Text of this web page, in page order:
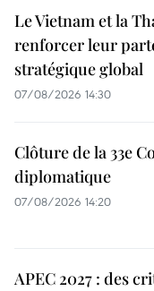
Le Vietnam et la
renforcer leur
stratégique global
07/08/2026 14:30
Clôture de la 33e
diplomatique
07/08/2026 14:20
APEC 2027 : des